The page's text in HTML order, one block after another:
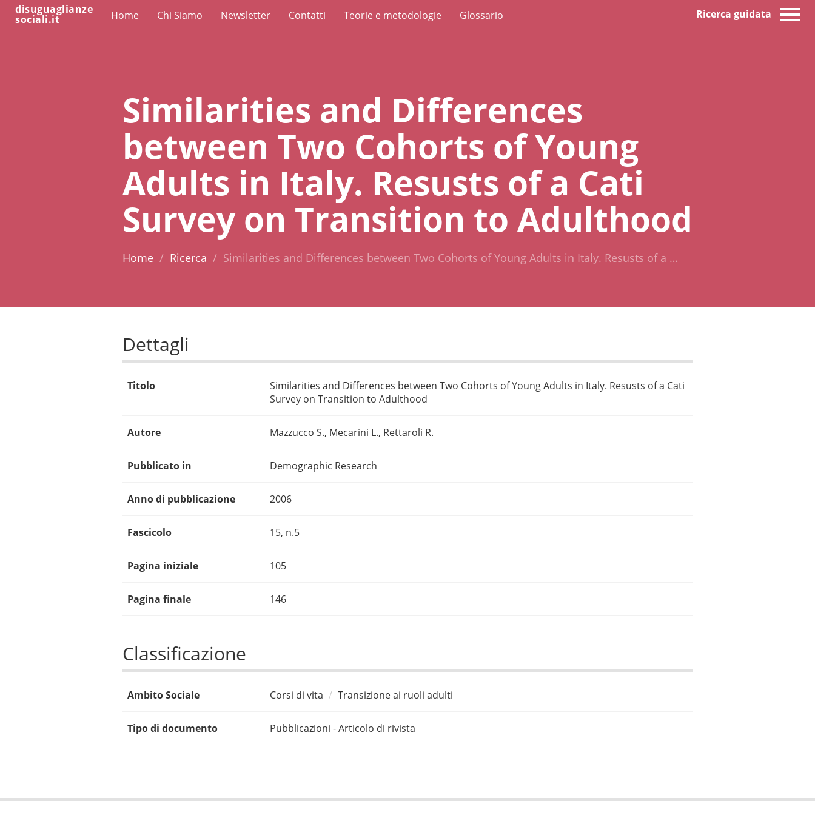
disuguaglianze
sociali.it Home Chi Siamo Newsletter Contatti Teorie e metodologie Glossario Ricerca guidata
Similarities and Differences
between Two Cohorts of Young
Adults in Italy. Resusts of a Cati
Survey on Transition to Adulthood
Home Ricerca Similarities and Differences between Two Cohorts of Young Adults in Italy. Resusts of a …
Dettagli
Titolo
Similarities and Differences between Two Cohorts of Young Adults in Italy. Resusts of a Cati
Survey on Transition to Adulthood
Autore Mazzucco S., Mecarini L., Rettaroli R.
Pubblicato in Demographic Research
Anno di pubblicazione 2006
Fascicolo 15, n.5
Pagina iniziale 105
Pagina finale 146
Classificazione
Ambito Sociale Corsi di vita Transizione ai ruoli adulti
Tipo di documento Pubblicazioni - Articolo di rivista